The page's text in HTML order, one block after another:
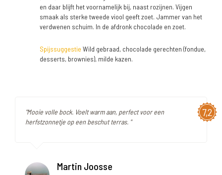
en daar blijft het voornamelijk bij, naast rozijnen. Vijgen
smaak als sterke tweede viool geeft zoet. Jammer van het
verdwenen schuim. In de afdronk chocolade en zoet.
Spijssuggestie Wild gebraad, chocolade gerechten (fondue,
desserts, brownies), milde kazen.
7,2
"Mooie volle bock. Voelt warm aan, perfect voor een
herfstzonnetje op een beschut terras. "
Martin Joosse